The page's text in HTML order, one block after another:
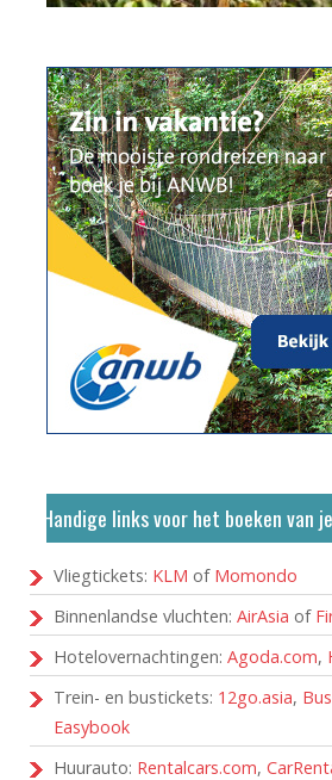
Handige links voor het boeken van
Vliegtickets: KLM of Momondo
Binnenlandse vluchten: AirAsia of
Hotelovernachtingen: Agoda.com,
Trein- en bustickets: 12go.asia,
Easybook
Huurauto: Rentalcars.com,